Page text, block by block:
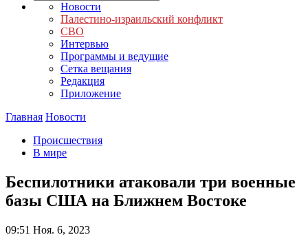
Новости
Палестино-израильский конфликт
СВО
Интервью
Программы и ведущие
Сетка вещания
Редакция
Приложение
Главная Новости
Происшествия
В мире
Беспилотники атаковали три военные
базы США на Ближнем Востоке
09:51 Ноя. 6, 2023